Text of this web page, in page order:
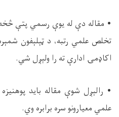
• مقاله دې له یوې رسمي پتې
تخلص علمي رتبه، د ټېلېفون
اکاډمۍ ادارې ته را ولېږل شي.
• رالېږل شوې مقاله بايد
علمي معيارونو سره برابره وي.